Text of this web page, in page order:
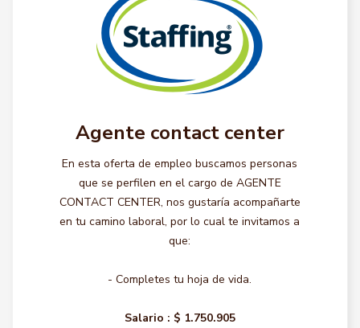
Agente contact center
En esta oferta de empleo buscamos personas
que se perfilen en el cargo de AGENTE
CONTACT CENTER, nos gustaría acompañarte
en tu camino laboral, por lo cual te invitamos a
que:
- Completes tu hoja de vida.
Salario : $ 1.750.905